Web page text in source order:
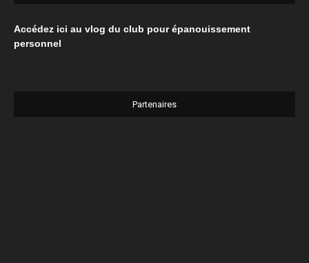
Accédez ici au vlog du club pour épanouissement
personnel
Partenaires